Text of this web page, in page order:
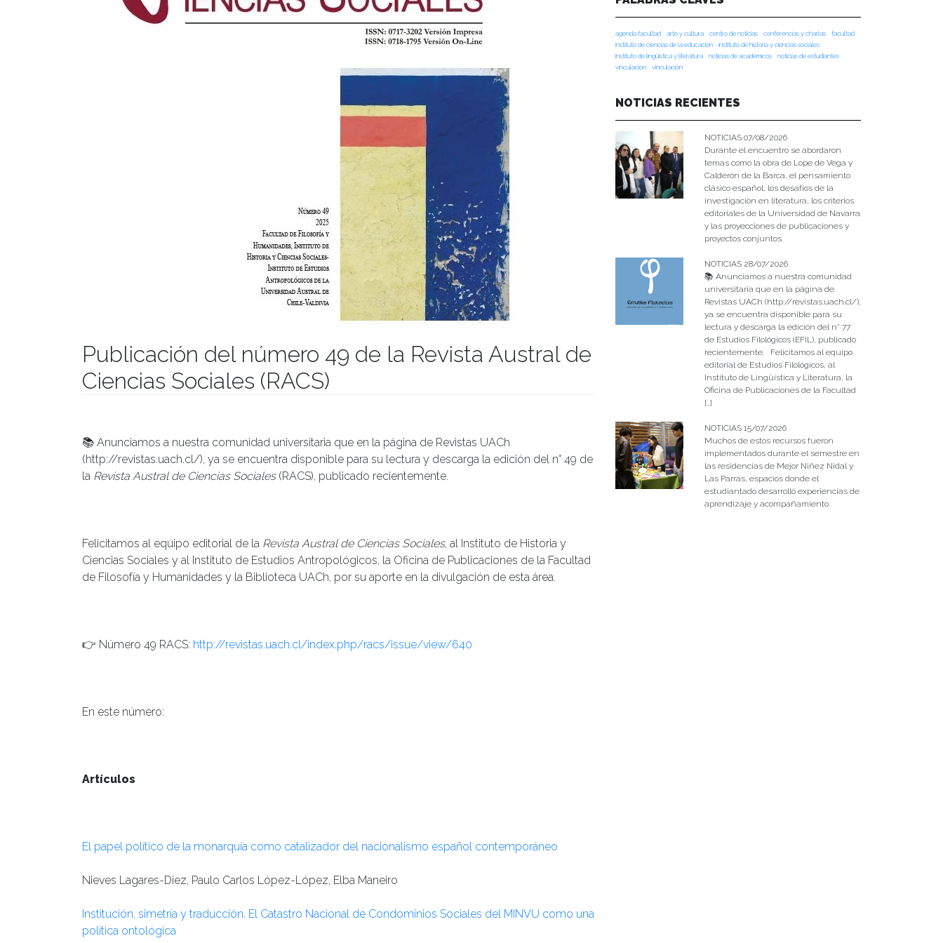
Publicación del número 49 de la Revista Austral de
Ciencias Sociales (RACS)
📚 Anunciamos a nuestra comunidad universitaria que en la página de Revistas UACh
(http://revistas.uach.cl/), ya se encuentra disponible para su lectura y descarga la edición del n° 49 de
la Revista Austral de Ciencias Sociales(RACS), publicado recientemente.
Felicitamos al equipo editorial de la Revista Austral de Ciencias Sociales, al Instituto de Historia y
Ciencias Sociales y al Instituto de Estudios Antropológicos, la Oficina de Publicaciones de la Facultad
de Filosofía y Humanidades y la Biblioteca UACh, por su aporte en la divulgación de esta área.
👉 Número 49 RACS: http://revistas.uach.cl/index.php/racs/issue/view/640
En este número:
Artículos
El papel político de la monarquía como catalizador del nacionalismo español contemporáneo
Nieves Lagares-Diez, Paulo Carlos López-López, Elba Maneiro
Institución, simetría y traducción. El Catastro Nacional de Condominios Sociales del MINVU como una
política ontológica
agenda facultad arte y cultura centro de noticias conferencias y charlas
facultad
instituto de ciencias de la educación
instituto de historia y ciencias sociales
instituto de lingüística y literatura
noticias de académicos
noticias de estudiantes
vinculacion
vinculación
NOTICIAS RECIENTES
NOTICIAS 07/08/2026
Durante el encuentro se abordaron
temas como la obra de Lope de Vega y
Calderón de la Barca, el pensamiento
clásico español, los desafíos de la
investigación en literatura, los criterios
editoriales de la Universidad de Navarra
y las proyecciones de publicaciones y
proyectos conjuntos.
NOTICIAS 28/07/2026
📚 Anunciamos a nuestra comunidad
universitaria que en la página de
Revistas UACh (http://revistas.uach.cl/),
ya se encuentra disponible para su
lectura y descarga la edición del n° 77
de Estudios Filológicos (EFIL), publicado
recientemente. Felicitamos al equipo
editorial de Estudios Filológicos, al
Instituto de Lingüística y Literatura, la
Oficina de Publicaciones de la Facultad
[…]
NOTICIAS 15/07/2026
Muchos de estos recursos fueron
implementados durante el semestre en
las residencias de Mejor Niñez Nidal y
Las Parras, espacios donde el
estudiantado desarrolló experiencias de
aprendizaje y acompañamiento.